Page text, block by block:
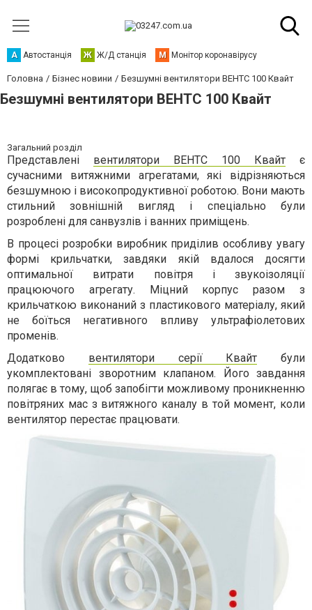
А Автостанція Ж Ж/Д станція М Монітор коронавірусу
Головна Бізнес новини Безшумні вентилятори ВЕНТС 100 Квайт
Безшумні вентилятори ВЕНТС 100 Квайт
Загальний розділ
Представлені вентилятори ВЕНТС 100 Квайт є
сучасними витяжними агрегатами, які відрізняються
безшумною і високопродуктивної роботою. Вони мають
стильний зовнішній вигляд і спеціально були
розроблені для санвузлів і ванних приміщень.
В процесі розробки виробник приділив особливу увагу
формі крильчатки, завдяки якій вдалося досягти
оптимальної витрати повітря і звукоізоляції
працюючого агрегату. Міцний корпус разом з
крильчаткою виконаний з пластикового матеріалу, який
не боїться негативного впливу ультрафіолетових
променів.
Додатково вентилятори серії Квайт були
укомплектовані зворотним клапаном. Його завдання
полягає в тому, щоб запобігти можливому проникненню
повітряних мас з витяжного каналу в той момент, коли
вентилятор перестає працювати.